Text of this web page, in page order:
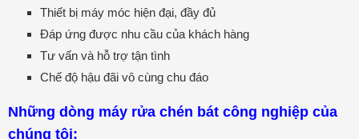
Thiết bị máy móc hiện đại, đầy đủ
Đáp ứng được nhu cầu của khách hàng
Tư vấn và hỗ trợ tận tình
Chế độ hậu đãi vô cùng chu đáo
Những dòng máy rửa chén bát công nghiệp của
chúng tôi: